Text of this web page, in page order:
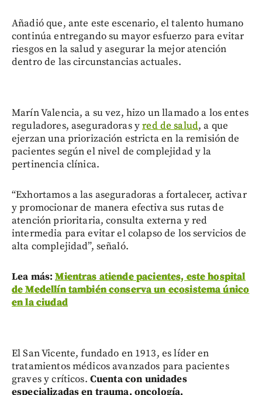
Añadió que, ante este escenario, el talento humano
continúa entregando su mayor esfuerzo para evitar
riesgos en la salud y asegurar la mejor atención
dentro de las circunstancias actuales.
Marín Valencia, a su vez, hizo un llamado a los entes
reguladores, aseguradoras yred de salud, a que
ejerzan una priorización estricta en la remisión de
pacientes según el nivel de complejidad y la
pertinencia clínica.
“Exhortamos a las aseguradoras a fortalecer, activar
y promocionar de manera efectiva sus rutas de
atención prioritaria, consulta externa y red
intermedia para evitar el colapso de los servicios de
alta complejidad”, señaló.
Lea más:Mientras atiende pacientes, este hospital
de Medellín también conserva un ecosistema único
en la ciudad
El San Vicente, fundado en 1913, es líder en
tratamientos médicos avanzados para pacientes
graves y críticos. Cuenta con unidades
especializadas en trauma, oncología,